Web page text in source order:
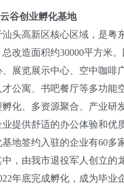
谷创业孵化基地
高新区核心区域，是粤
改造面积约30000平方米
展览展示中心、空中咖啡
公寓、书吧餐厅等多功能
化、多资源聚合、产业研
提供舒适的办公体验和优
地签约入驻的企业有60多
中，由我市退役军人创立的
年底完成孵化，成为毕业